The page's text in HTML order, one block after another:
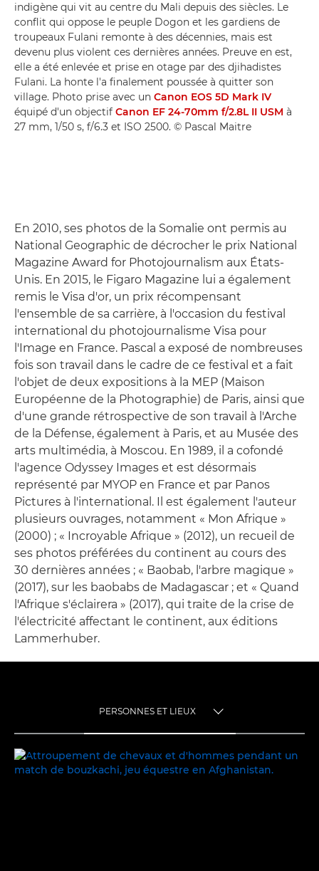
indigène qui vit au centre du Mali depuis des siècles. Le
conflit qui oppose le peuple Dogon et les gardiens de
troupeaux Fulani remonte à des décennies, mais est
devenu plus violent ces dernières années. Preuve en est,
elle a été enlevée et prise en otage par des djihadistes
Fulani. La honte l'a finalement poussée à quitter son
village. Photo prise avec un Canon EOS 5D Mark IV
équipé d'un objectif Canon EF 24-70mm f/2.8L II USM à
27 mm, 1/50 s, f/6.3 et ISO 2500. © Pascal Maitre
En 2010, ses photos de la Somalie ont permis au
National Geographic de décrocher le prix National
Magazine Award for Photojournalism aux États-
Unis. En 2015, le Figaro Magazine lui a également
remis le Visa d'or, un prix récompensant
l'ensemble de sa carrière, à l'occasion du festival
international du photojournalisme Visa pour
l'Image en France. Pascal a exposé de nombreuses
fois son travail dans le cadre de ce festival et a fait
l'objet de deux expositions à la MEP (Maison
Européenne de la Photographie) de Paris, ainsi que
d'une grande rétrospective de son travail à l'Arche
de la Défense, également à Paris, et au Musée des
arts multimédia, à Moscou. En 1989, il a cofondé
l'agence Odyssey Images et est désormais
représenté par MYOP en France et par Panos
Pictures à l'international. Il est également l'auteur
plusieurs ouvrages, notamment « Mon Afrique »
(2000) ; « Incroyable Afrique » (2012), un recueil de
ses photos préférées du continent au cours des
30 dernières années ; « Baobab, l'arbre magique »
(2017), sur les baobabs de Madagascar ; et « Quand
l'Afrique s'éclairera » (2017), qui traite de la crise de
l'électricité affectant le continent, aux éditions
Lammerhuber.
PERSONNES ET LIEUX
PERSONNES ET LIEUX